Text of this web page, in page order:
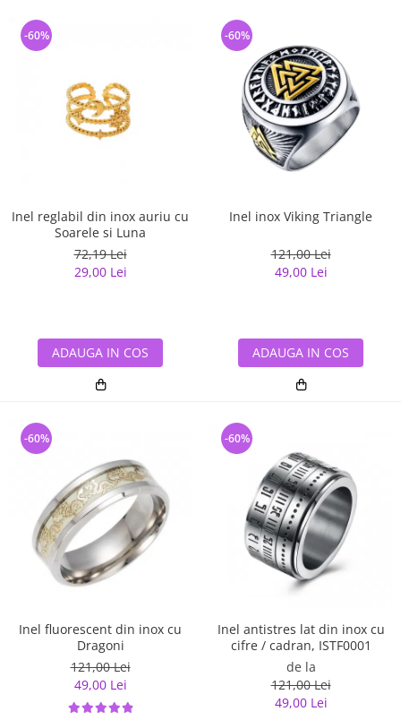
Inel reglabil din inox auriu cu
Soarele si Luna
72,19 Lei
29,00 Lei
-60%
ADAUGA IN COS
Inel inox Viking Triangle
121,00 Lei
49,00 Lei
-60%
ADAUGA IN COS
Inel fluorescent din inox cu
Dragoni
121,00 Lei
49,00 Lei
-60%
Inel antistres lat din inox cu
cifre / cadran, ISTF0001
de la
121,00 Lei
49,00 Lei
-60%